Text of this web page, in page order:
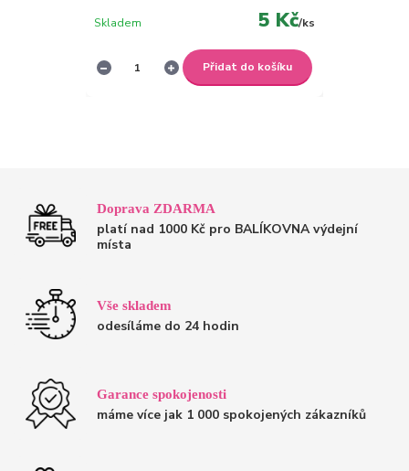
5 Kč/ks
Skladem
Přidat do košíku
Doprava ZDARMA
platí nad 1000 Kč pro BALÍKOVNA výdejní
místa
Vše skladem
odesíláme do 24 hodin
Garance spokojenosti
máme více jak 1 000 spokojených zákazníků